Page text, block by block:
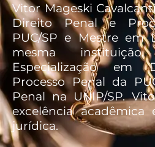
Vitor Mageski
Direito Penal e
PUC/SP e Mestre em
mesma
Especialização
Processo Penal da
Penal na UNIP/SP.
excelência
jurídica.